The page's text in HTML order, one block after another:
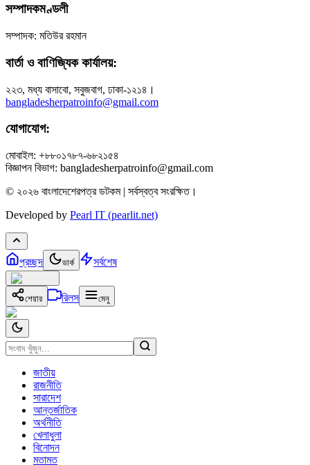
সম্পাদকমণ্ডলী
সম্পাদক: মতিউর রহমান
বার্তা ও বাণিজ্যিক কার্যালয়:
২২৩, মধ্য বাসাবো, সবুজবাগ, ঢাকা-১২১৪।
bangladesherpatroinfo@gmail.com
যোগাযোগ:
মোবাইল: +৮৮০১৭৮৭-৬৮২১৫৪
বিজ্ঞাপন বিভাগ: bangladesherpatroinfo@gmail.com
© ২০২৬ বাংলাদেশেরপত্র ডটকম | সর্বস্বত্ব সংরক্ষিত।
Developed by Pearl IT (pearlit.net)
প্রচ্ছদ ডার্ক সর্বশেষ
শেয়ার রিলস মেনু
জাতীয়
রাজনীতি
সারাদেশ
আন্তর্জাতিক
অর্থনীতি
খেলাধুলা
বিনোদন
মতামত